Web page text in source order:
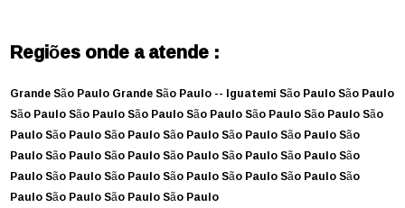
Regiões onde a atende :
Grande São PauloGrande São Paulo -- IguatemiSão PauloSão Paulo
São PauloSão PauloSão PauloSão PauloSão PauloSão PauloSão
PauloSão PauloSão PauloSão PauloSão PauloSão PauloSão
PauloSão PauloSão PauloSão PauloSão PauloSão PauloSão
PauloSão PauloSão PauloSão PauloSão PauloSão PauloSão
PauloSão PauloSão PauloSão Paulo